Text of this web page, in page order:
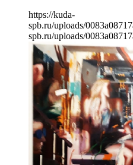
https://kuda-
spb.ru/uploads/
spb.ru/uploads/